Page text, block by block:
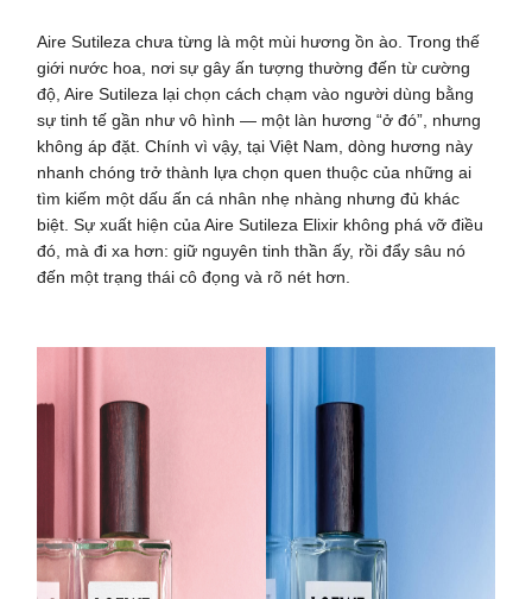
Aire Sutileza chưa từng là một mùi hương ồn ào. Trong thế
giới nước hoa, nơi sự gây ấn tượng thường đến từ cường
độ, Aire Sutileza lại chọn cách chạm vào người dùng bằng
sự tinh tế gần như vô hình — một làn hương “ở đó”, nhưng
không áp đặt. Chính vì vậy, tại Việt Nam, dòng hương này
nhanh chóng trở thành lựa chọn quen thuộc của những ai
tìm kiếm một dấu ấn cá nhân nhẹ nhàng nhưng đủ khác
biệt. Sự xuất hiện của Aire Sutileza Elixir không phá vỡ điều
đó, mà đi xa hơn: giữ nguyên tinh thần ấy, rồi đẩy sâu nó
đến một trạng thái cô đọng và rõ nét hơn.